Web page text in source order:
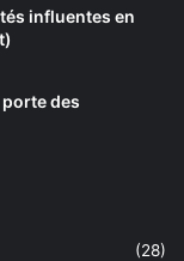
influentes en
des
(28)